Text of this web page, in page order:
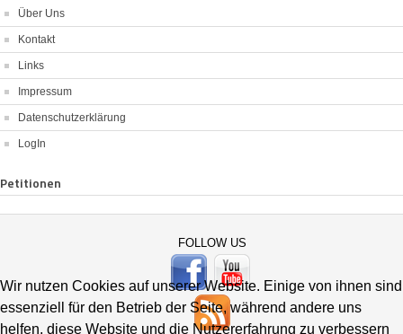
Über Uns
Kontakt
Links
Impressum
Datenschutzerklärung
LogIn
Petitionen
FOLLOW US
Wir nutzen Cookies auf unserer Website. Einige von ihnen sind
essenziell für den Betrieb der Seite, während andere uns
helfen, diese Website und die Nutzererfahrung zu verbessern